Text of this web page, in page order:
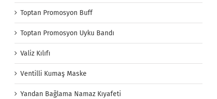
Toptan Promosyon Buff
Toptan Promosyon Uyku Bandı
Valiz Kılıfı
Ventilli Kumaş Maske
Yandan Bağlama Namaz Kıyafeti